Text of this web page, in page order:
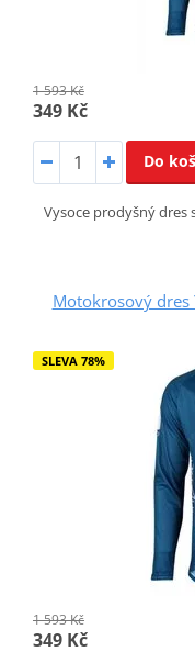
1 593 Kč
349 Kč
Do
Vysoce prodyšný
Motokrosový dres
SLEVA 78%
1 593 Kč
349 Kč